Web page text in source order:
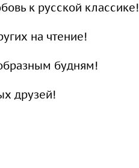
к русской классике!
на чтение!
будням!
друзей!